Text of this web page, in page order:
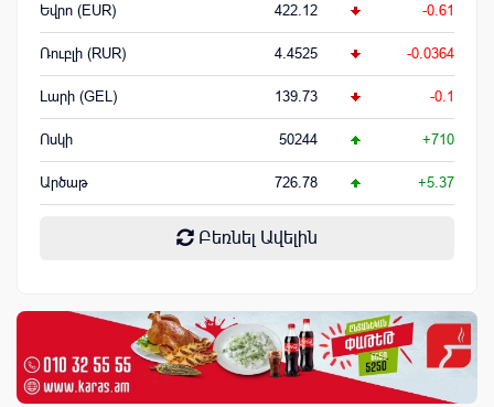
Եվրո (EUR) 422.12 -0.61
Ռուբլի (RUR) 4.4525 -0.0364
Լարի (GEL) 139.73 -0.1
Ոսկի 50244 +710
Արծաթ 726.78 +5.37
Բեռնել Ավելին